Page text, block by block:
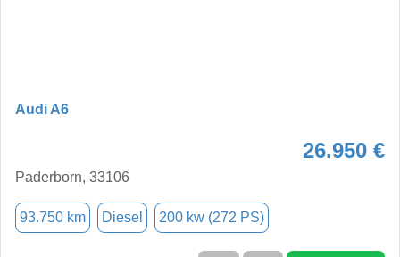
Audi A6
26.950 €
Paderborn, 33106
93.750 km Diesel 200 kw (272 PS)